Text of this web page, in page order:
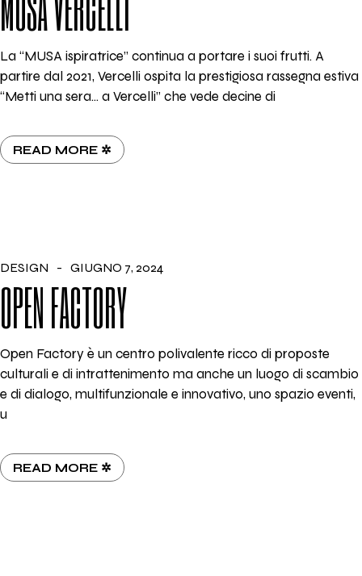
La “MUSA ispiratrice” continua a portare i suoi frutti. A
partire dal 2021, Vercelli ospita la prestigiosa rassegna estiva
“Metti una sera… a Vercelli” che vede decine di
READ MORE ✲
DESIGN GIUGNO 7, 2024
OPEN FACTORY
Open Factory è un centro polivalente ricco di proposte
culturali e di intrattenimento ma anche un luogo di scambio
e di dialogo, multifunzionale e innovativo, uno spazio eventi,
u
READ MORE ✲